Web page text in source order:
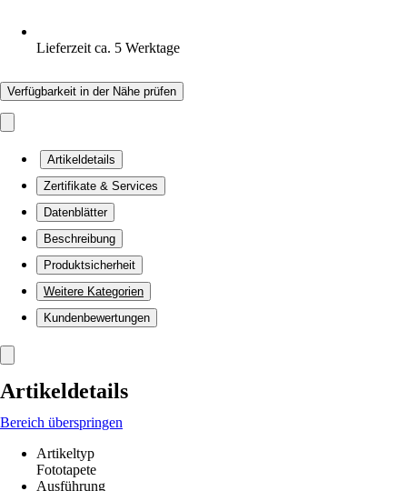
Lieferzeit ca. 5 Werktage
Verfügbarkeit in der Nähe prüfen
Artikeldetails
Zertifikate & Services
Datenblätter
Beschreibung
Produktsicherheit
Weitere Kategorien
Kundenbewertungen
Artikeldetails
Bereich überspringen
Artikeltyp
Fototapete
Ausführung